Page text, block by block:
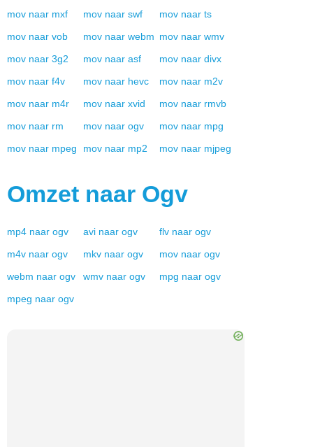
mov naar mxf mov naar swf mov naar ts
mov naar vob mov naar webm mov naar wmv
mov naar 3g2 mov naar asf mov naar divx
mov naar f4v mov naar hevc mov naar m2v
mov naar m4r mov naar xvid mov naar rmvb
mov naar rm mov naar ogv mov naar mpg
mov naar mpeg mov naar mp2 mov naar mjpeg
Omzet naar Ogv
mp4 naar ogv avi naar ogv flv naar ogv
m4v naar ogv mkv naar ogv mov naar ogv
webm naar ogv wmv naar ogv mpg naar ogv
mpeg naar ogv